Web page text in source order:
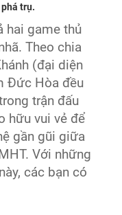
trụ.
hai game thủ
Theo chia
(đại diện
Đức Hòa đều
trận đấu
hữu vui vẻ để
gần gũi giữa
Với những
các bạn có